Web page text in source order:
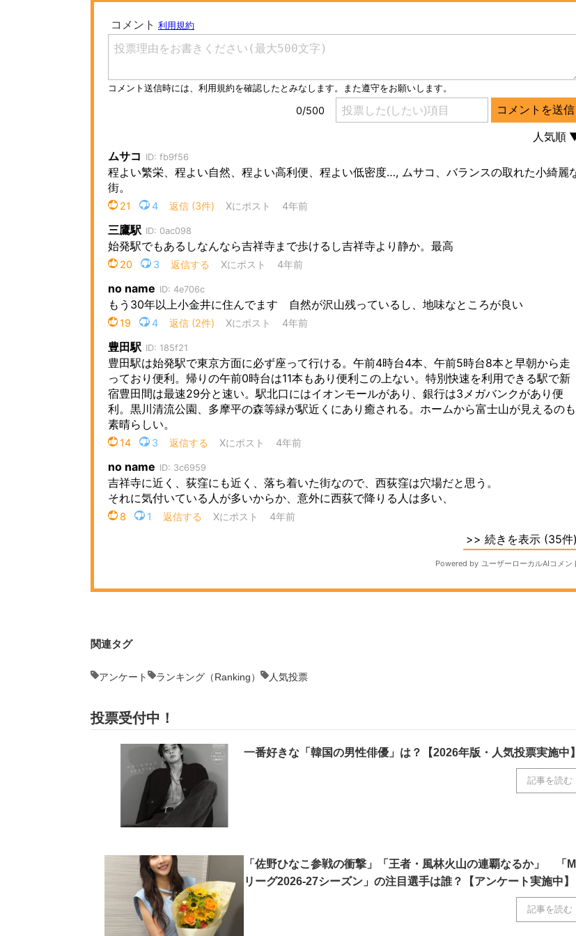
関連タグ
アンケート ランキング（Ranking） 人気投票
投票受付中！
一番好きな「韓国の男性俳優」は？【2026年版・人気投票実施中】
記事を読む
「佐野ひなこ参戦の衝撃」「王者・風林火山の連覇なるか」 「M
リーグ2026-27シーズン」の注目選手は誰？【アンケート実施中】
記事を読む